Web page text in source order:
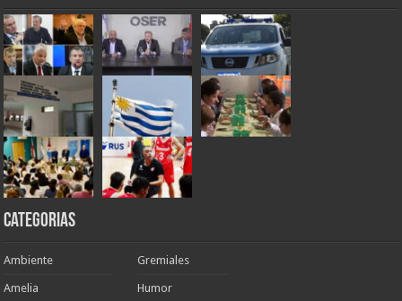
Categorias
Ambiente
Amelia
Gremiales
Humor